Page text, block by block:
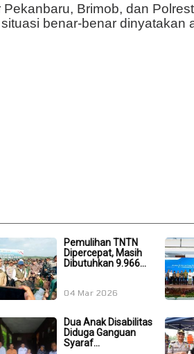
Brimob, dan
benar-benar dinyatakan
Pemulihan TNTN
Dipercepat, Masih
Dibutuhkan 9.966...
04 Mar 2026
Dua Anak Disabilitas
Diduga Ganguan
Syaraf...